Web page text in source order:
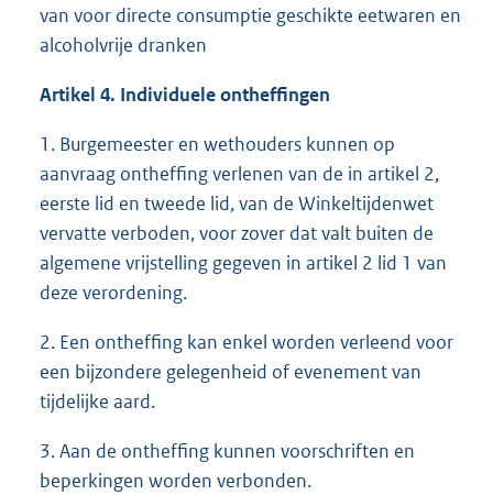
van voor directe consumptie geschikte eetwaren en
alcoholvrije dranken
Artikel 4. Individuele ontheffingen
1. Burgemeester en wethouders kunnen op
aanvraag ontheffing verlenen van de in artikel 2,
eerste lid en tweede lid, van de Winkeltijdenwet
vervatte verboden, voor zover dat valt buiten de
algemene vrijstelling gegeven in artikel 2 lid 1 van
deze verordening.
2. Een ontheffing kan enkel worden verleend voor
een bijzondere gelegenheid of evenement van
tijdelijke aard.
3. Aan de ontheffing kunnen voorschriften en
beperkingen worden verbonden.